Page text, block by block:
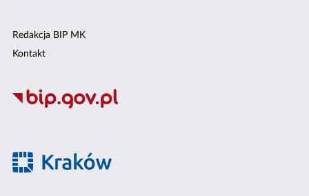
Redakcja BIP MK
Kontakt